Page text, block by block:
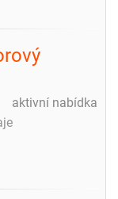
aktivní nabídka